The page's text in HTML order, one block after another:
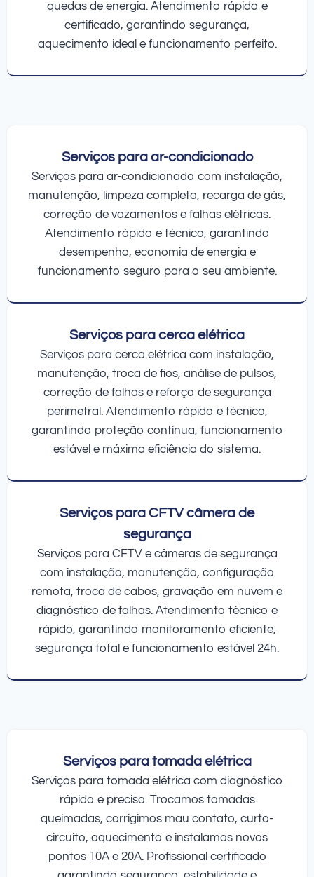
quedas de energia. Atendimento rápido e
certificado, garantindo segurança,
aquecimento ideal e funcionamento perfeito.
Serviços para ar-condicionado
Serviços para ar-condicionado com instalação,
manutenção, limpeza completa, recarga de gás,
correção de vazamentos e falhas elétricas.
Atendimento rápido e técnico, garantindo
desempenho, economia de energia e
funcionamento seguro para o seu ambiente.
Serviços para cerca elétrica
Serviços para cerca elétrica com instalação,
manutenção, troca de fios, análise de pulsos,
correção de falhas e reforço de segurança
perimetral. Atendimento rápido e técnico,
garantindo proteção contínua, funcionamento
estável e máxima eficiência do sistema.
Serviços para CFTV câmera de
segurança
Serviços para CFTV e câmeras de segurança
com instalação, manutenção, configuração
remota, troca de cabos, gravação em nuvem e
diagnóstico de falhas. Atendimento técnico e
rápido, garantindo monitoramento eficiente,
segurança total e funcionamento estável 24h.
Serviços para tomada elétrica
Serviços para tomada elétrica com diagnóstico
rápido e preciso. Trocamos tomadas
queimadas, corrigimos mau contato, curto-
circuito, aquecimento e instalamos novos
pontos 10A e 20A. Profissional certificado